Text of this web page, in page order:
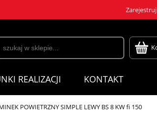
REALIZACJI KONTAKT
POWIETRZNY SIMPLE LEWY BS 8 KW fi 150